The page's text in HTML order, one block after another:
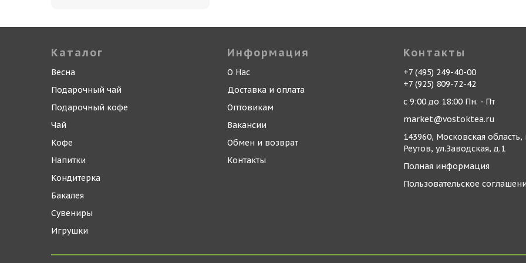
Каталог
Весна
Подарочный чай
Подарочный кофе
Чай
Кофе
Напитки
Кондитерка
Бакалея
Сувениры
Игрушки
Информация
О Нас
Доставка и оплата
Оптовикам
Вакансии
Обмен и возврат
Контакты
Контакты
+7 (495) 249-40-00
+7 (925) 809-72-42
с 9:00 до 18:00 Пн. - Пт
market@vostoktea.ru
143960, Московская область,
Реутов, ул.Заводская, д.1
Полная информация
Пользовательское